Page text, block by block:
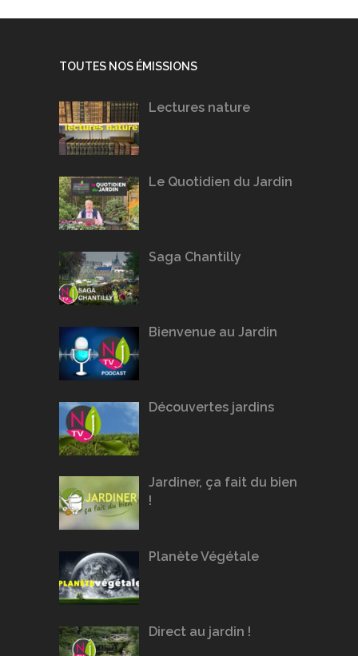
TOUTES NOS ÉMISSIONS
Lectures nature
Le Quotidien du Jardin
Saga Chantilly
Bienvenue au Jardin
Découvertes jardins
Jardiner, ça fait du bien
!
Planète Végétale
Direct au jardin !